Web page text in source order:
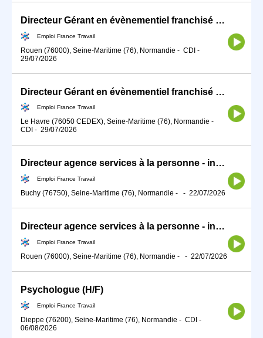
Directeur Gérant en évènementiel franchisé H/F (H/F)
Emploi France Travail
Rouen (76000), Seine-Maritime (76), Normandie - CDI -
29/07/2026
Directeur Gérant en évènementiel franchisé H/F (H/F)
Emploi France Travail
Le Havre (76050 CEDEX), Seine-Maritime (76), Normandie -
CDI - 29/07/2026
Directeur agence services à la personne - indépendant franchisé (H/F)
Emploi France Travail
Buchy (76750), Seine-Maritime (76), Normandie - - 22/07/2026
Directeur agence services à la personne - indépendant franchisé (H/F)
Emploi France Travail
Rouen (76000), Seine-Maritime (76), Normandie - - 22/07/2026
Psychologue (H/F)
Emploi France Travail
Dieppe (76200), Seine-Maritime (76), Normandie - CDI -
06/08/2026